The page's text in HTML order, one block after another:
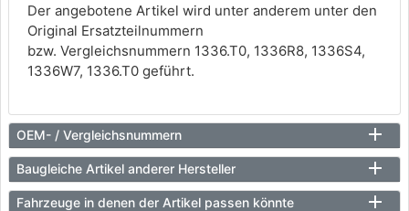
Der angebotene Artikel wird unter anderem unter den
Original Ersatzteilnummern
bzw. Vergleichsnummern 1336.T0, 1336R8, 1336S4,
1336W7, 1336.T0 geführt.
OEM- / Vergleichsnummern
Baugleiche Artikel anderer Hersteller
Fahrzeuge in denen der Artikel passen könnte